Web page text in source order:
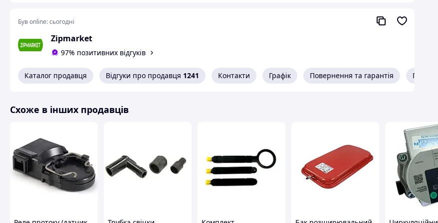
Був online:сьогодні
Zipmarket
97% позитивних відгуків
Каталог продавця Відгуки про продавця 1241 Контакти Графік Повернення та гарантія Про
Схоже в інших продавців